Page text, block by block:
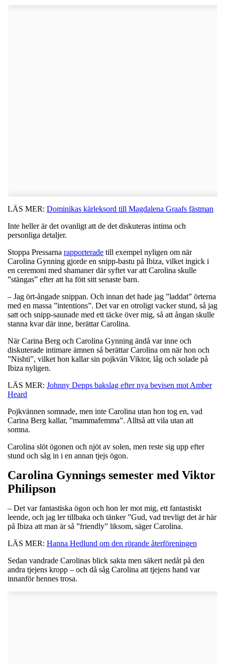
LÄS MER: Dominikas kärleksord till Magdalena Graafs fästman
Inte heller är det ovanligt att de det diskuteras intima och
personliga detaljer.
Stoppa Pressarna rapporterade till exempel nyligen om när
Carolina Gynning gjorde en snipp-bastu på Ibiza, vilket ingick i
en ceremoni med shamaner där syftet var att Carolina skulle
”stängas” efter att ha fött sitt senaste barn.
– Jag ört-ångade snippan. Och innan det hade jag ”laddat” örterna
med en massa ”intentions”. Det var en otroligt vacker stund, så jag
satt och snipp-saunade med ett täcke över mig, så att ångan skulle
stanna kvar där inne, berättar Carolina.
När Carina Berg och Carolina Gynning ändå var inne och
diskuterade intimare ämnen så berättar Carolina om när hon och
”Nishti”, vilket hon kallar sin pojkvän Viktor, låg och solade på
Ibiza nyligen.
LÄS MER: Johnny Depps bakslag efter nya bevisen mot Amber
Heard
Pojkvännen somnade, men inte Carolina utan hon tog en, vad
Carina Berg kallar, ”mammafemma”. Alltså att vila utan att
somna.
Carolina slöt ögonen och njöt av solen, men reste sig upp efter
stund och såg in i en annan tjejs ögon.
Carolina Gynnings semester med Viktor
Philipson
– Det var fantastiska ögon och hon ler mot mig, ett fantastiskt
leende, och jag ler tillbaka och tänker ”Gud, vad trevligt det är här
på Ibiza att man är så ”friendly” liksom, säger Carolina.
LÄS MER: Hanna Hedlund om den rörande återföreningen
Sedan vandrade Carolinas blick sakta men säkert nedåt på den
andra tjejens kropp – och då såg Carolina att tjejens hand var
innanför hennes trosa.